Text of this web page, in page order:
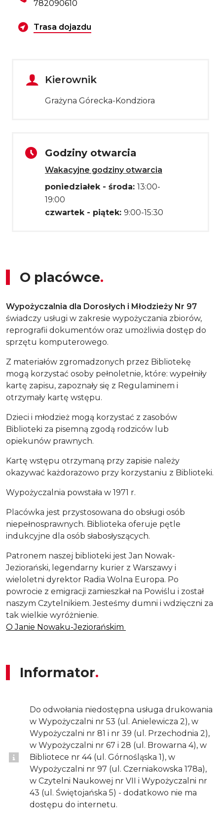
782090610
Wyznacz trasę dojazdu
Trasa dojazdu
Kierownik
Grażyna Górecka-Kondziora
Godziny otwarcia
Wakacyjne godziny otwarcia
poniedziałek - środa: 13:00-
19:00
czwartek - piątek: 9:00-15:30
O placówce
Wypożyczalnia dla Dorosłych i Młodzieży Nr 97
świadczy usługi w zakresie wypożyczania zbiorów,
reprografii dokumentów oraz umożliwia dostęp do
sprzętu komputerowego.
Z materiałów zgromadzonych przez Bibliotekę
mogą korzystać osoby pełnoletnie, które: wypełniły
kartę zapisu, zapoznały się z Regulaminem i
otrzymały kartę wstępu.
Dzieci i młodzież mogą korzystać z zasobów
Biblioteki za pisemną zgodą rodziców lub
opiekunów prawnych.
Kartę wstępu otrzymaną przy zapisie należy
okazywać każdorazowo przy korzystaniu z Biblioteki.
Wypożyczalnia powstała w 1971 r.
Placówka jest przystosowana do obsługi osób
niepełnosprawnych. Biblioteka oferuje pętle
indukcyjne dla osób słabosłyszących.
Patronem naszej biblioteki jest Jan Nowak-
Jeziorański, legendarny kurier z Warszawy i
wieloletni dyrektor Radia Wolna Europa. Po
powrocie z emigracji zamieszkał na Powiślu i został
naszym Czytelnikiem. Jesteśmy dumni i wdzięczni za
tak wielkie wyróżnienie.
O Janie Nowaku-Jeziorańskim
Informator
Do odwołania niedostępna usługa drukowania
w Wypożyczalni nr 53 (ul. Anielewicza 2), w
Wypożyczalni nr 81 i nr 39 (ul. Przechodnia 2),
w Wypożyczalni nr 67 i 28 (ul. Browarna 4), w
Bibliotece nr 44 (ul. Górnośląska 1), w
Wypożyczalni nr 97 (ul. Czerniakowska 178a),
w Czytelni Naukowej nr VII i Wypożyczalni nr
43 (ul. Świętojańska 5) - dodatkowo nie ma
dostępu do internetu.